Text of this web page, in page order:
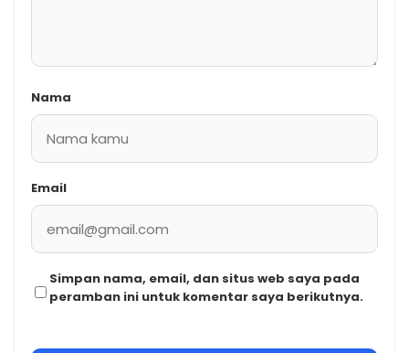
Nama
Email
Simpan nama, email, dan situs web saya pada
peramban ini untuk komentar saya berikutnya.